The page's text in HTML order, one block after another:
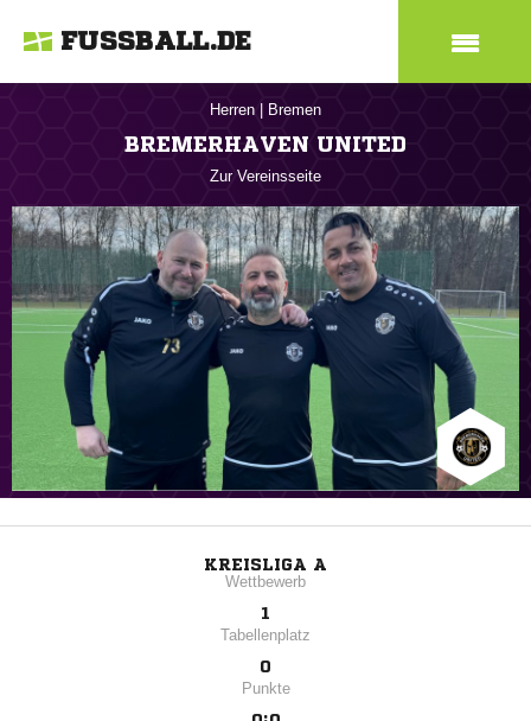
FUSSBALL.DE
Herren Bremen
BREMERHAVEN UNITED
Zur Vereinsseite
KREISLIGA A
Wettbewerb
1
Tabellenplatz
0
Punkte